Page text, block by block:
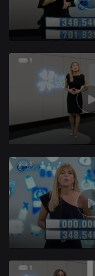
299321